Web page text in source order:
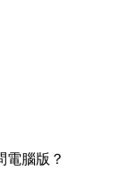
電腦版？